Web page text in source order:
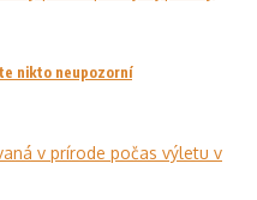
nikto neupozorní